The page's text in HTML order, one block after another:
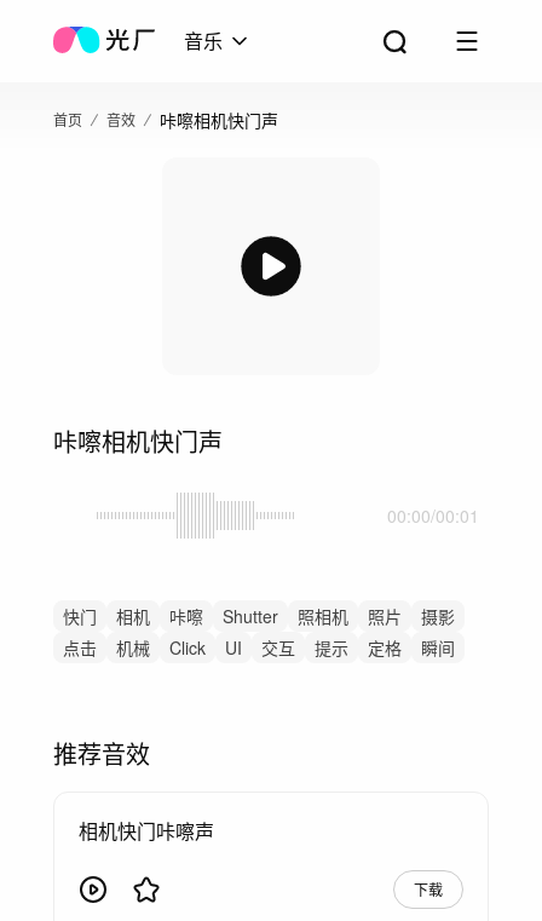
音乐
首页 音效 咔嚓相机快门声
咔嚓相机快门声
00:00/00:01
快门 相机 咔嚓 Shutter 照相机 照片
摄影
点击
机械 Click UI 交互 提示 定格 瞬间
推荐音效
相机快门咔嚓声
下载